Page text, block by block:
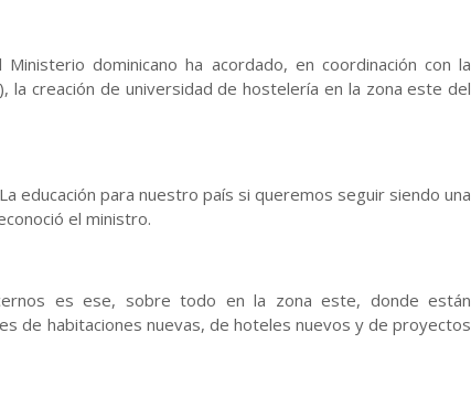
dominicano ha acordado, en coordinación con la
la creación de universidad de hostelería en la zona este del
educación para nuestro país si queremos seguir siendo una
el ministro.
es ese, sobre todo en la zona este, donde están
de habitaciones nuevas, de hoteles nuevos y de proyectos